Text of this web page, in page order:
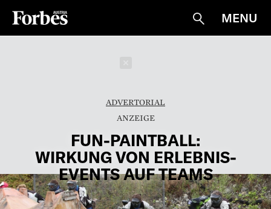
Suche
MENU
ADVERTORIAL
FUN-PAINTBALL:
WIRKUNG VON ERLEBNIS-
EVENTS AUF TEAMS